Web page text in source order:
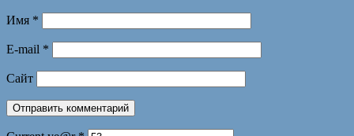
Имя *
E-mail *
Сайт